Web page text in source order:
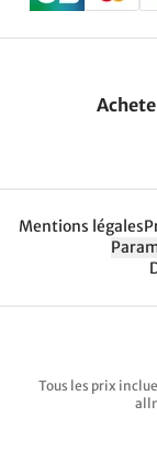
Mentions légales
Tous les prix